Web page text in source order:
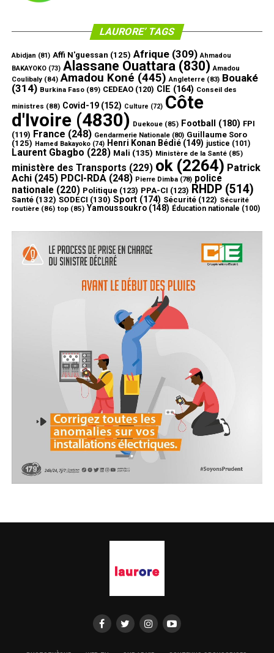
LAURORE’ TAGS
Abidjan (81) Affi N'guessan (125) Afrique(309) Ahmadou
BAKAYOKO(73) Alassane Ouattara (830) Amadou
Coulibaly(84) Amadou Koné (445) Angleterre(83) Bouaké
(314) Burkina Faso(89) CEDEAO(120) CIE (164) Conseil des
ministres (88) Covid-19(152) Culture (72) Côte
d'Ivoire(4830) Duekoue(85) Football (180) FPI
(119) France (248) Gendarmerie Nationale(80) Guillaume Soro
(125) Hamed Bakayoko(74) Henri Konan Bédié(149) justice (101)
Laurent Gbagbo (228) Mali (135) Ministère de la Santé(85)
ministère des Transports (229) ok(2264) Patrick
Achi(245) PDCI-RDA(248) Pierre Dimba(78) police
nationale(220) Politique(123) PPA-CI (123) RHDP(514)
Santé(132) SODECI (130) Sport(174) Sécurité(122) Sécurité
routière(86) top(85) Yamoussoukro(148) Éducation nationale (100)